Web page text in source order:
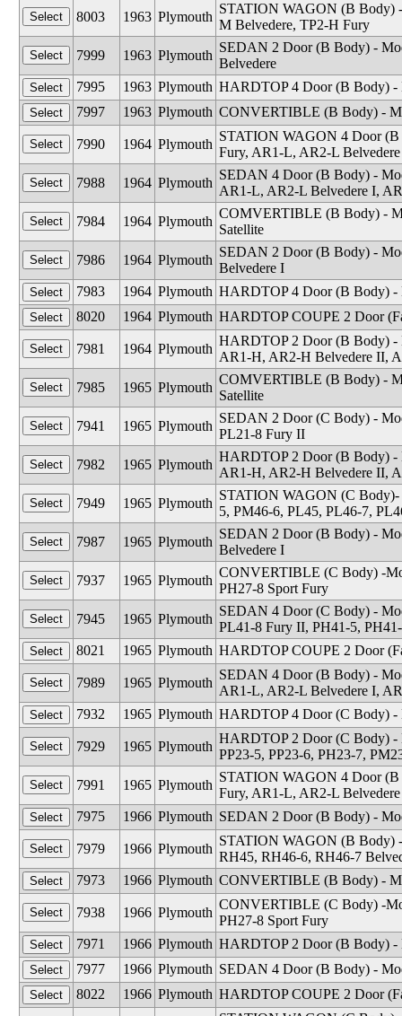
8003
1963 Plymouth
STATION WAGON (B Body)
M Belvedere, TP2-H Fury
7999
1963 Plymouth
SEDAN 2 Door (B Body) -
Belvedere
7995
1963 Plymouth HARDTOP 4 Door (B Body) -
7997
1963 Plymouth CONVERTIBLE (B Body) -
7990 1964 Plymouth
STATION WAGON 4 Door
Fury, AR1-L, AR2-L
7988
1964 Plymouth
SEDAN 4 Door (B Body) -
AR1-L, AR2-L Belvedere I,
7984
1964 Plymouth
COMVERTIBLE (B Body) -
Satellite
7986
1964 Plymouth
SEDAN 2 Door (B Body) -
Belvedere I
7983
1964 Plymouth HARDTOP 4 Door (B Body)
8020
1964 Plymouth HARDTOP COUPE 2 Door
7981 1964 Plymouth
HARDTOP 2 Door (B Body) -
AR1-H, AR2-H Belvedere II,
7985
1965 Plymouth
COMVERTIBLE (B Body) -
Satellite
7941
1965 Plymouth
SEDAN 2 Door (C Body) -
PL21-8 Fury II
7982
1965 Plymouth
HARDTOP 2 Door (B Body) -
AR1-H, AR2-H Belvedere II,
7949
1965 Plymouth
STATION WAGON (C Body)-
5, PM46-6, PL45, PL46-7,
7987
1965 Plymouth
SEDAN 2 Door (B Body) -
Belvedere I
7937
1965 Plymouth
CONVERTIBLE (C Body) -
PH27-8 Sport Fury
7945
1965 Plymouth
SEDAN 4 Door (C Body) -
PL41-8 Fury II, PH41-5,
8021
1965 Plymouth HARDTOP COUPE 2 Door
7989 1965 Plymouth
SEDAN 4 Door (B Body) -
AR1-L, AR2-L Belvedere I,
7932
1965 Plymouth HARDTOP 4 Door (C Body) -
7929 1965 Plymouth
HARDTOP 2 Door (C Body) -
PP23-5, PP23-6, PH23-7,
7991
1965 Plymouth
STATION WAGON 4 Door
Fury, AR1-L, AR2-L
7975
1966 Plymouth SEDAN 2 Door (B Body) -
7979 1966 Plymouth
STATION WAGON (B Body)
RH45, RH46-6, RH46-7
7973
1966 Plymouth CONVERTIBLE (B Body) -
7938 1966 Plymouth
CONVERTIBLE (C Body) -
PH27-8 Sport Fury
7971
1966 Plymouth HARDTOP 2 Door (B Body) -
7977
1966 Plymouth SEDAN 4 Door (B Body) -
8022
1966 Plymouth HARDTOP COUPE 2 Door